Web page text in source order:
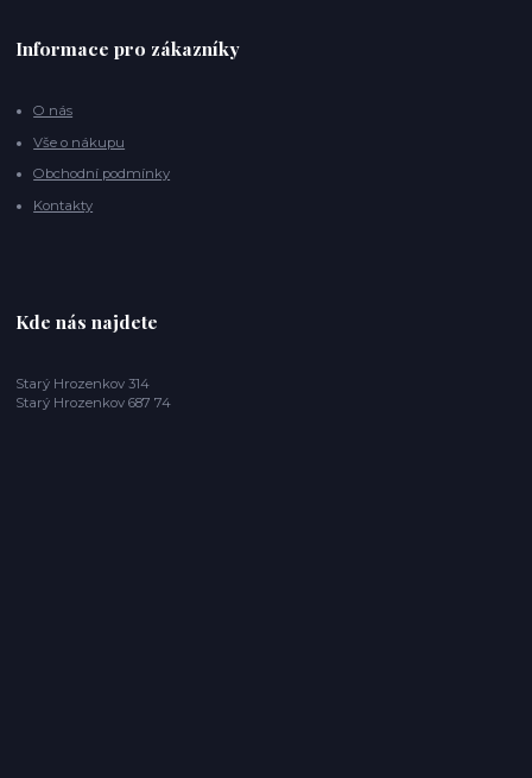
Informace pro zákazníky
O nás
Vše o nákupu
Obchodní podmínky
Kontakty
Kde nás najdete
Starý Hrozenkov 314
Starý Hrozenkov 687 74